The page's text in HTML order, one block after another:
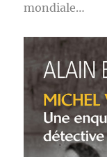
mondiale…